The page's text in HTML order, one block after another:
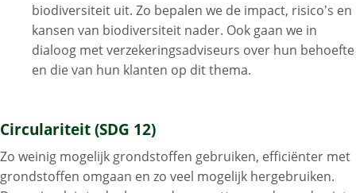
biodiversiteit uit. Zo bepalen we de impact, risico’s en
kansen van biodiversiteit nader. Ook gaan we in
dialoog met verzekeringsadviseurs over hun behoefte
en die van hun klanten op dit thema.
Circulariteit (SDG 12)
Zo weinig mogelijk grondstoffen gebruiken, efficiënter met
grondstoffen omgaan en zo veel mogelijk hergebruiken.